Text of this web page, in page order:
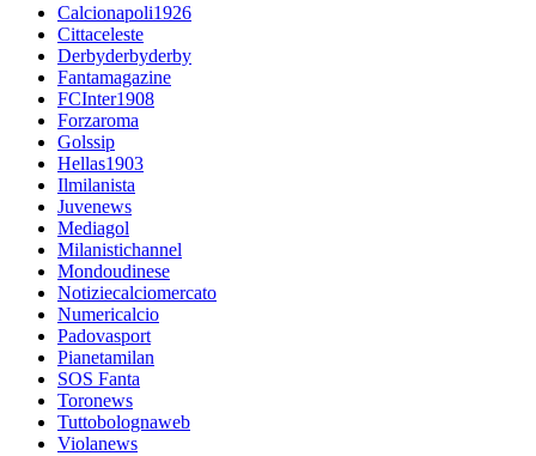
Calcionapoli1926
Cittaceleste
Derbyderbyderby
Fantamagazine
FCInter1908
Forzaroma
Golssip
Hellas1903
Ilmilanista
Juvenews
Mediagol
Milanistichannel
Mondoudinese
Notiziecalciomercato
Numericalcio
Padovasport
Pianetamilan
SOS Fanta
Toronews
Tuttobolognaweb
Violanews